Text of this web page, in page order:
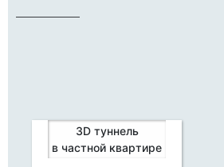
3D туннель
в частной квартире